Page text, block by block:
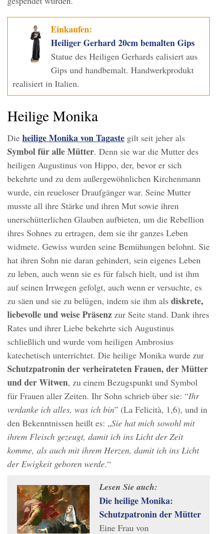
Einkaufen:
Heiliger Gerhard 20cm bemalten Gips
Statue des Heiligen Gerhards ealisiert aus
Gips und handbemalt. Handwerkprodukt
realisiert in Italien.
Heilige Monika
Die heilige Monika von Tagaste gilt seit jeher als
Symbol für alle Mütter. Denn sie war die Mutter des
heiligen Augustinus von Hippo, der, bevor er sich
bekehrte und zu dem außergewöhnlichen Kirchenmann
wurde, ein reueloser Draufgänger war. Seine Mutter
musste all ihre Stärke und ihren Mut sowie ihren
unerschütterlichen Glauben aufbieten, um die Rebellion
ihres Sohnes zu ertragen, dem sie ihr ganzes Leben
widmete. Gewiss wurden seine Bemühungen belohnt. Sie
hat ihren Sohn nie daran gehindert, sein eigenes Leben
zu leben, auch wenn sie es für falsch hielt, und ist ihm
auf seinen Irrwegen gefolgt, auch wenn er versuchte, es
zu säen und sie zu belügen, indem sie ihm als diskrete,
liebevolle und weise Präsenz zur Seite stand. Dank ihres
Rates und ihrer Liebe bekehrte sich Augustinus
schließlich und wurde vom heiligen Ambrosius
katechetisch unterrichtet. Die heilige Monika wurde zur
Schutzpatronin der verheirateten Frauen, der Mütter
und der Witwen, zu einem Bezugspunkt und Symbol
für Frauen aller Zeiten. Ihr Sohn schrieb über sie: “Ihr
verdanke ich alles, was ich bin” (La Felicità, 1,6), und in
den Bekenntnissen heißt es: „Sie hat mich sowohl mit
ihrem Fleisch gezeugt, damit ich ins Licht der Zeit
komme, als auch mit ihrem Herzen, damit ich ins Licht
der Ewigkeit geboren werde.“
Lesen Sie auch:
Die heilige Monika:
Schutzpatronin der Mütter
Eine Frau von